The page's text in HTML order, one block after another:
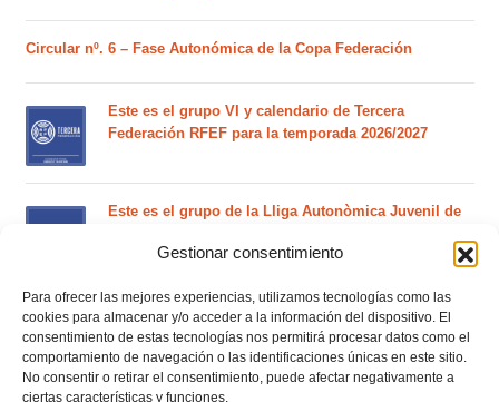
Gestionar consentimiento
Para ofrecer las mejores experiencias, utilizamos tecnologías como las
cookies para almacenar y/o acceder a la información del dispositivo. El
consentimiento de estas tecnologías nos permitirá procesar datos como el
comportamiento de navegación o las identificaciones únicas en este sitio.
No consentir o retirar el consentimiento, puede afectar negativamente a
ciertas características y funciones.
Circular nº. 6 – Fase Autonómica de la Copa Federación
Este es el grupo VI y calendario de Tercera
Federación RFEF para la temporada 2026/2027
Este es el grupo de la Lliga Autonòmica Juvenil de
El calendario del grupo VI de Tercera Federación
RFEF para la temporada 2026/27 se sorteará el
martes 4 de agosto